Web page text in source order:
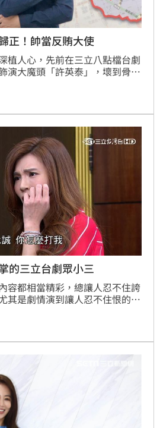
正！帥當反賄大使
植人心，先前在三立八點檔台劇
演大魔頭「許英泰」，壞到骨子
分局合作擔任「反賄選大使」，
的三立台劇眾小三
容都相當精彩，總讓人忍不住誇
其是劇情演到讓人忍不住恨的牙
觀眾都巴不得幫苦主上前去呼巴
tree pay」的爽快經典畫面